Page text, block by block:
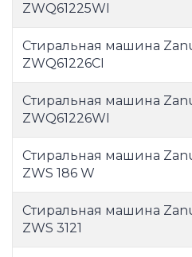
ZWQ61225WI
Стиральная машина
ZWQ61226CI
Стиральная машина
ZWQ61226WI
Стиральная машина
ZWS 186 W
Стиральная машина
ZWS 3121